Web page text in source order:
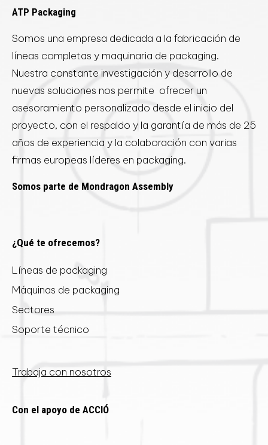
ATP Packaging
Somos una empresa dedicada a la fabricación de
líneas completas y maquinaria de packaging.
Nuestra constante investigación y desarrollo de
nuevas soluciones nos permite ofrecer un
asesoramiento personalizado desde el inicio del
proyecto, con el respaldo y la garantía de más de 25
años de experiencia y la colaboración con varias
firmas europeas líderes en packaging.
Somos parte de Mondragon Assembly
¿Qué te ofrecemos?
Líneas de packaging
Máquinas de packaging
Sectores
Soporte técnico
Trabaja con nosotros
Con el apoyo de ACCIÓ